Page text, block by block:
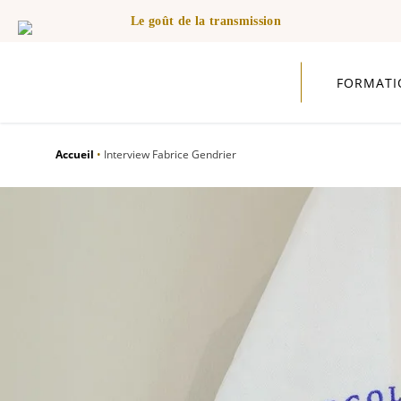
Le goût de la transmission
Accueil • Interview Fabrice Gendrier